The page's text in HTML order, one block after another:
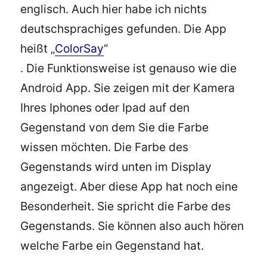
englisch. Auch hier habe ich nichts
deutschsprachiges gefunden. Die App
heißt „ColorSay“
. Die Funktionsweise ist genauso wie die
Android App. Sie zeigen mit der Kamera
Ihres Iphones oder Ipad auf den
Gegenstand von dem Sie die Farbe
wissen möchten. Die Farbe des
Gegenstands wird unten im Display
angezeigt. Aber diese App hat noch eine
Besonderheit. Sie spricht die Farbe des
Gegenstands. Sie können also auch hören
welche Farbe ein Gegenstand hat.